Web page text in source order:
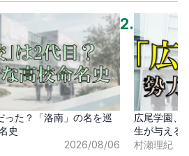
った？「洛南」の名を巡
史
2026/08/06
2.
広尾学園、
生が与える
村瀬理紀